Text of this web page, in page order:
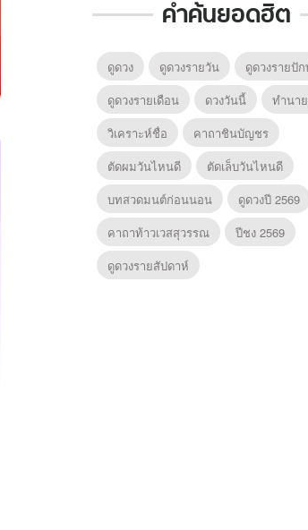
คำค้นยอดฮิต
ดูดวง ดูดวงรายวัน
ดูดวงรายปั
ดูดวงรายเดือน
ดวงวันนี้
ทํานา
วิเคราะห์ชื่อ
คาถาชินบัญชร
ตัดผมวันไหนดี
ตัดเล็บวันไหนดี
บทสวดมนต์ก่อนนอน
ดูดวงปี 2569
คาถาท้าวเวสสุวรรณ
ปีชง 2569
ดูดวงรายสัปดาห์